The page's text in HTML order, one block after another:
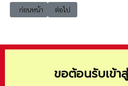
เนื้อหาก่อนหน้า: dip.ict การใช้งานและ
ก่อนหน้า เนื้อหาถัดไป: dip.ict การใ
ต่อไป
ขอต้อนรับเข้า